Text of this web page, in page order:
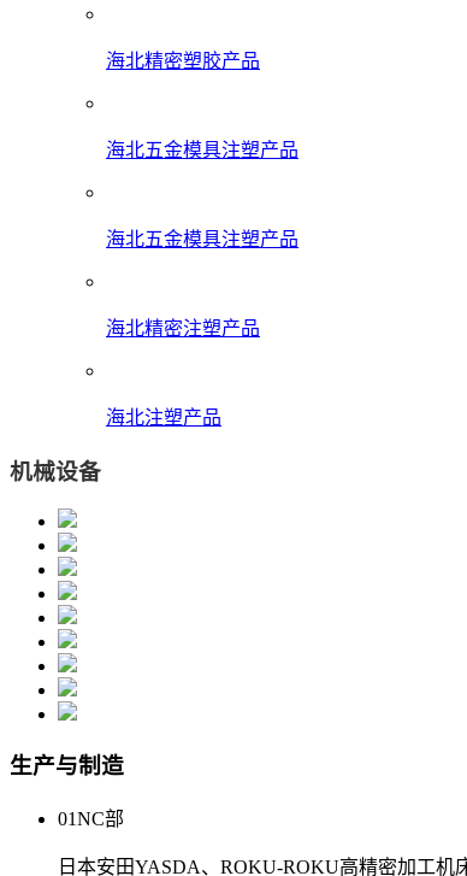
海北精密塑胶产品
海北五金模具注塑产品
海北五金模具注塑产品
海北精密注塑产品
海北注塑产品
机械设备
生产与制造
01NC部
日本安田YASDA、ROKU-ROKU高精密加工机